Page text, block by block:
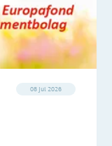
08 jul 2026